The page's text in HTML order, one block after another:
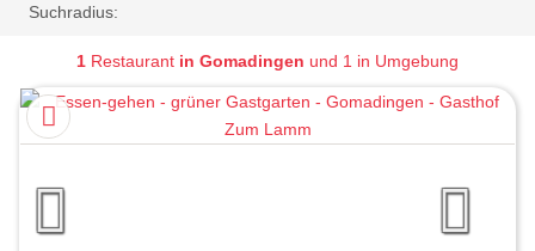
Suchradius:
1 Restaurant in Gomadingen und 1 in Umgebung